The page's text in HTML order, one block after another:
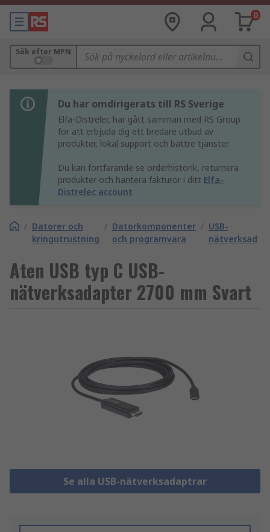
0
Sök efter MPN
Du har omdirigerats till RS Sverige
Elfa-Distrelec har gått samman med RS Group
för att erbjuda dig ett bredare utbud av
produkter, lokal support och bättre tjänster.
Du kan fortfarande se orderhistorik, returnera
produkter och hantera fakturor i ditt Elfa-
Distrelec account
/ Datorer och
kringutrustning
/ Datorkomponenter
och programvara
/ USB-
Aten USB typ C USB-
nätverksadapter 2700 mm Svart
Se alla USB-nätverksadaptrar